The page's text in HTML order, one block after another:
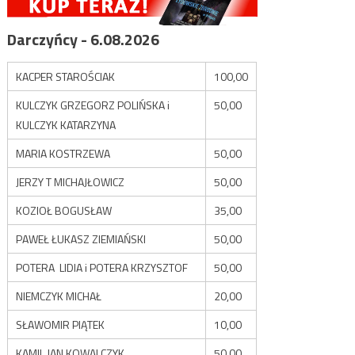
Darczyńcy - 6.08.2026
KACPER STAROŚCIAK
100,00
KULCZYK GRZEGORZ POLIŃSKA i
KULCZYK KATARZYNA
50,00
MARIA KOSTRZEWA
50,00
JERZY T MICHAJŁOWICZ
50,00
KOZIOŁ BOGUSŁAW
35,00
PAWEŁ ŁUKASZ ZIEMIAŃSKI
50,00
POTERA LIDIA i POTERA KRZYSZTOF
50,00
NIEMCZYK MICHAŁ
20,00
SŁAWOMIR PIĄTEK
10,00